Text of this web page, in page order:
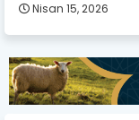
Nisan 15, 2026